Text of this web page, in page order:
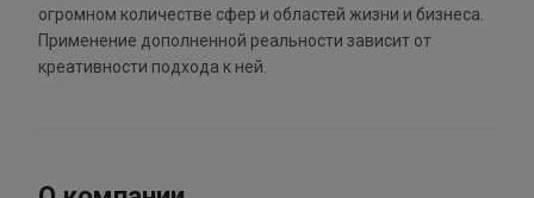
огромном количестве сфер и областей жизни и бизнеса.
Применение дополненной реальности зависит от
креативности подхода к ней.